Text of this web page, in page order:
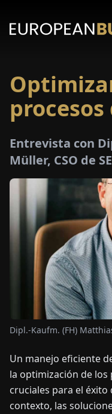
ENDEFRESITNLPLHU
Entrevista con
Müller, CSO de
Dipl.-Kaufm. (FH)
Un manejo eficiente
la optimización de los
cruciales para el
contexto, las